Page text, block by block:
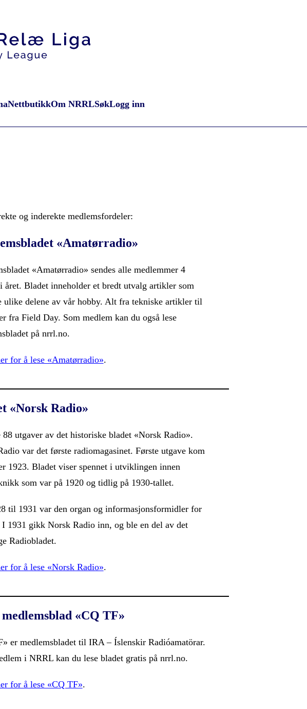
NettbutikkOm NRRLSøkLogg inn
og inderekte medlemsfordeler:
«Amatørradio»
«Amatørradio» sendes alle medlemmer 4
året. Bladet inneholder et bredt utvalg artikler som
ulike delene av vår hobby. Alt fra tekniske artikler til
fra Field Day. Som medlem kan du også lese
på nrrl.no.
for å lese «Amatørradio».
«Norsk Radio»
88 utgaver av det historiske bladet «Norsk Radio».
var det første radiomagasinet. Første utgave kom
1923. Bladet viser spennet i utviklingen innen
som var på 1920 og tidlig på 1930-tallet.
til 1931 var den organ og informasjonsformidler for
1931 gikk Norsk Radio inn, og ble en del av det
Radiobladet.
for å lese «Norsk Radio».
«CQ TF»
er medlemsbladet til IRA – Íslenskir Radióamatörar.
i NRRL kan du lese bladet gratis på nrrl.no.
for å lese «CQ TF».